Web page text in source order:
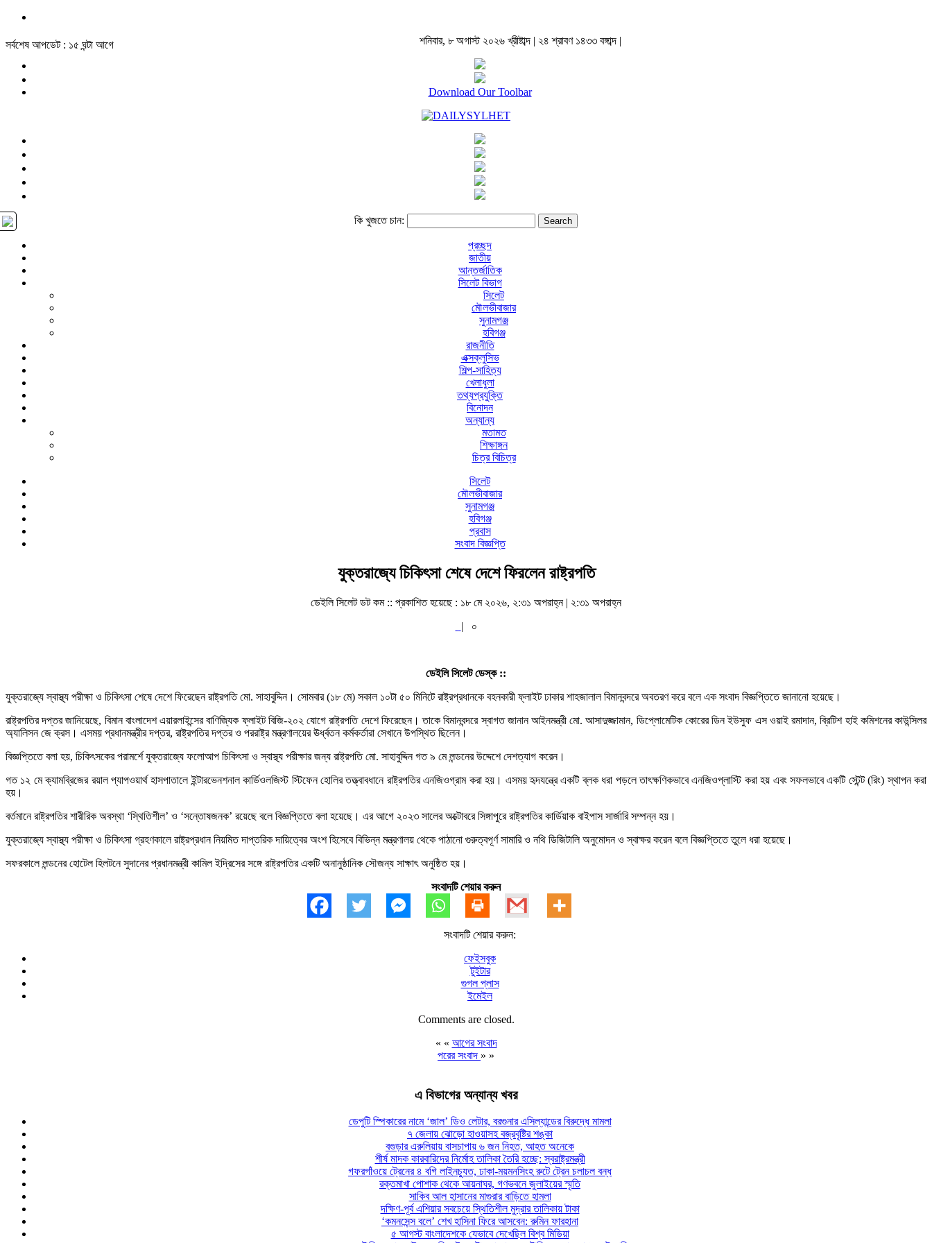
সর্বশেষ আপডেট : ১৫ ঘন্টা আগে শনিবার, ৮ অগাস্ট ২০২৬ খ্রীষ্টাব্দ | ২৪ শ্রাবণ ১৪৩৩ বঙ্গাব্দ |
Download Our Toolbar
কি খুজতে চান:
প্রচ্ছদ
জাতীয়
আন্তর্জাতিক
সিলেট বিভাগ
সিলেট
মৌলভীবাজার
সুনামগঞ্জ
হবিগঞ্জ
রাজনীতি
এক্সক্লুসিভ
শিল্প-সাহিত্য
খেলাধুলা
তথ্যপ্রযুক্তি
বিনোদন
অন্যান্য
মতামত
শিক্ষাঙ্গন
চিত্র বিচিত্র
সিলেট
মৌলভীবাজার
সুনামগঞ্জ
হবিগঞ্জ
প্রবাস
সংবাদ বিজ্ঞপ্তি
যুক্তরাজ্যে চিকিৎসা শেষে দেশে ফিরলেন রাষ্ট্রপতি
ডেইলি সিলেট ডট কম :: প্রকাশিত হয়েছে : ১৮ মে ২০২৬, ২:৩১ অপরাহ্ন | ২:৩১ অপরাহ্ন
|
০
ডেইলি সিলেট ডেস্ক ::
যুক্তরাজ্যে স্বাস্থ্য পরীক্ষা ও চিকিৎসা শেষে দেশে ফিরেছেন রাষ্ট্রপতি মো. সাহাবুদ্দিন। সোমবার (১৮ মে) সকাল ১০টা ৫০ মিনিটে রাষ্ট্রপ্রধানকে বহনকারী ফ্লাইট ঢাকার শাহজালাল বিমানবন্দরে অবতরণ করে বলে এক সংবাদ বিজ্ঞপ্তিতে জানানো হয়েছে।
রাষ্ট্রপতির দপ্তর জানিয়েছে, বিমান বাংলাদেশ এয়ারলাইন্সের বাণিজ্যিক ফ্লাইট বিজি-২০২ যোগে রাষ্ট্রপতি দেশে ফিরেছেন। তাকে বিমানবন্দরে স্বাগত জানান আইনমন্ত্রী মো. আসাদুজ্জামান, ডিপ্লোমেটিক কোরের ডিন ইউসুফ এস ওয়াই রমাদান, ব্রিটিশ হাই কমিশনের কাউন্সিলর
অ্যালিসন জে ক্রস। এসময় প্রধানমন্ত্রীর দপ্তর, রাষ্ট্রপতির দপ্তর ও পররাষ্ট্র মন্ত্রণালয়ের ঊর্ধ্বতন কর্মকর্তারা সেখানে উপস্থিত ছিলেন।
বিজ্ঞপ্তিতে বলা হয়, চিকিৎসকের পরামর্শে যুক্তরাজ্যে ফলোআপ চিকিৎসা ও স্বাস্থ্য পরীক্ষার জন্য রাষ্ট্রপতি মো. সাহাবুদ্দিন গত ৯ মে লন্ডনের উদ্দেশে দেশত্যাগ করেন।
গত ১২ মে ক্যামব্রিজের রয়াল প্যাপওয়ার্থ হাসপাতালে ইন্টারভেনশনাল কার্ডিওলজিস্ট স্টিফেন হোলির তত্ত্বাবধানে রাষ্ট্রপতির এনজিওগ্রাম করা হয়। এসময় হৃদযন্ত্রে একটি ব্লক ধরা পড়লে তাৎক্ষণিকভাবে এনজিওপ্লাস্টি করা হয় এবং সফলভাবে একটি স্টেন্ট (রিং) স্থাপন করা
হয়।
বর্তমানে রাষ্ট্রপতির শারীরিক অবস্থা ‘স্থিতিশীল’ ও ‘সন্তোষজনক’ রয়েছে বলে বিজ্ঞপ্তিতে বলা হয়েছে। এর আগে ২০২৩ সালের অক্টোবরে সিঙ্গাপুরে রাষ্ট্রপতির কার্ডিয়াক বাইপাস সার্জারি সম্পন্ন হয়।
যুক্তরাজ্যে স্বাস্থ্য পরীক্ষা ও চিকিৎসা গ্রহণকালে রাষ্ট্রপ্রধান নিয়মিত দাপ্তরিক দায়িত্বের অংশ হিসেবে বিভিন্ন মন্ত্রণালয় থেকে পাঠানো গুরুত্বপূর্ণ সামারি ও নথি ডিজিটালি অনুমোদন ও স্বাক্ষর করেন বলে বিজ্ঞপ্তিতে তুলে ধরা হয়েছে।
সফরকালে লন্ডনের হোটেল হিলটনে সুদানের প্রধানমন্ত্রী কামিল ইদ্রিসের সঙ্গে রাষ্ট্রপতির একটি অনানুষ্ঠানিক সৌজন্য সাক্ষাৎ অনুষ্ঠিত হয়।
সংবাদটি শেয়ার করুন
সংবাদটি শেয়ার করুন:
ফেইসবুক
টুইটার
গুগল প্লাস
ইমেইল
Comments are closed.
« « আগের সংবাদ
পরের সংবাদ » »
এ বিভাগের অন্যান্য খবর
ডেপুটি স্পিকারের নামে ‘জাল’ ডিও লেটার, বরগুনার এসিল্যান্ডের বিরুদ্ধে মামলা
৭ জেলায় ঝোড়ো হাওয়াসহ বজ্রবৃষ্টির শঙ্কা
বগুড়ার এরুলিয়ায় বাসচাপায় ৬ জন নিহত, আহত অনেকে
শীর্ষ মাদক কারবারিদের নির্মোহ তালিকা তৈরি হচ্ছে: স্বরাষ্ট্রমন্ত্রী
গফরগাঁওয়ে ট্রেনের ৪ বগি লাইনচ্যুত, ঢাকা-ময়মনসিংহ রুটে ট্রেন চলাচল বন্ধ
রক্তমাখা পোশাক থেকে আয়নাঘর, গণভবনে জুলাইয়ের স্মৃতি
সাকিব আল হাসানের মাগুরার বাড়িতে হামলা
দক্ষিণ-পূর্ব এশিয়ার সবচেয়ে স্থিতিশীল মুদ্রার তালিকায় টাকা
‘কমনসেন্স বলে’ শেখ হাসিনা ফিরে আসবেন: রুমিন ফারহানা
৫ আগস্ট বাংলাদেশকে যেভাবে দেখেছিল বিশ্ব মিডিয়া